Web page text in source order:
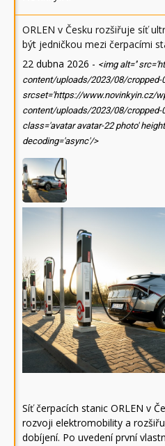
ORLEN v Česku rozšiřuje síť
být jedničkou mezi čerpacími
22 dubna 2026 - <img alt=''
content/uploads/2023/08/cropped-
srcset='https://www.novinkyin.cz/
content/uploads/2023/08/cropped-
class='avatar avatar-22 photo'
decoding='async'/>
Síť čerpacích stanic ORLEN v
rozvoji elektromobility a
dobíjení. Po uvedení první